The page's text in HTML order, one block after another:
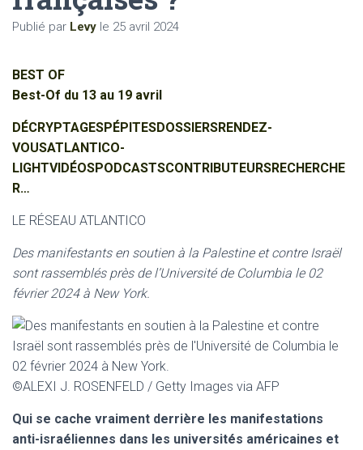
Publié par Levy le 25 avril 2024
BEST OF
Best-Of du 13 au 19 avril
DÉCRYPTAGESPÉPITESDOSSIERSRENDEZ-
VOUSATLANTICO-
LIGHTVIDÉOSPODCASTSCONTRIBUTEURSRECHERCHE
R…
LE RÉSEAU ATLANTICO
Des manifestants en soutien à la Palestine et contre Israël
sont rassemblés près de l’Université de Columbia le 02
février 2024 à New York.
©ALEXI J. ROSENFELD / Getty Images via AFP
Qui se cache vraiment derrière les manifestations
anti-israéliennes dans les universités américaines et